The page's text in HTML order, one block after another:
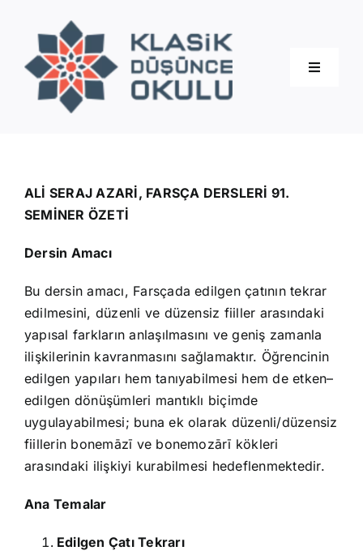
content
Toggle
Eğitimler
İletişim
ALİ SERAJ AZARİ, FARSÇA DERSLERİ 91.
SEMİNER ÖZETİ
Dersin Amacı
Bu dersin amacı, Farsçada edilgen çatının tekrar
edilmesini, düzenli ve düzensiz fiiller arasındaki
yapısal farkların anlaşılmasını ve geniş zamanla
ilişkilerinin kavranmasını sağlamaktır. Öğrencinin
edilgen yapıları hem tanıyabilmesi hem de etken–
edilgen dönüşümleri mantıklı biçimde
uygulayabilmesi; buna ek olarak düzenli/düzensiz
fiillerin bonemāzī ve bonemozārī kökleri
arasındaki ilişkiyi kurabilmesi hedeflenmektedir.
Ana Temalar
Edilgen Çatı Tekrarı